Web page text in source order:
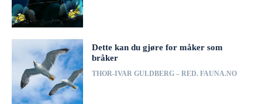
Dette kan du gjøre for måker som
bråker
THOR-IVAR GULDBERG – RED. FAUNA.NO